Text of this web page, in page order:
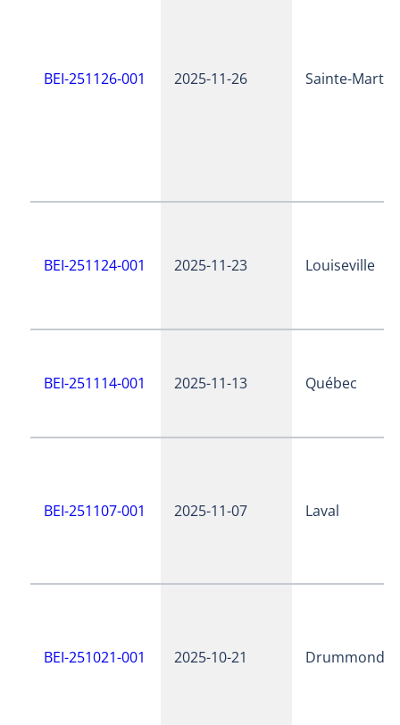
BEI-251126-001 2025-11-26 Sainte-
BEI-251124-001 2025-11-23 Louiseville
BEI-251114-001 2025-11-13 Québec
BEI-251107-001 2025-11-07 Laval
BEI-251021-001 2025-10-21